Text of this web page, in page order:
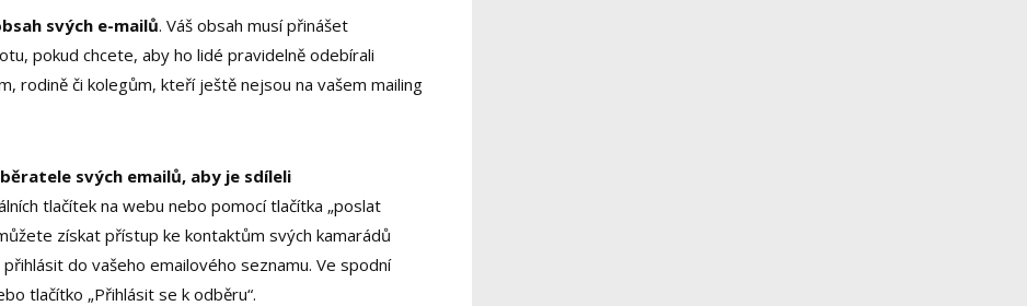
svých e-mailů. Váš obsah musí přinášet
pokud chcete, aby ho lidé pravidelně odebírali
rodině či kolegům, kteří ještě nejsou na vašem mailing
svých emailů, aby je sdíleli
tlačítek na webu nebo pomocí tlačítka „poslat
získat přístup ke kontaktům svých kamarádů
do vašeho emailového seznamu. Ve spodní
tlačítko „Přihlásit se k odběru“.